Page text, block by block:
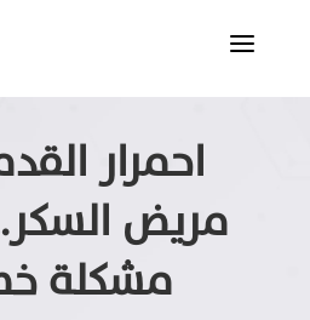
a
احمرار
مريض
مشكلة